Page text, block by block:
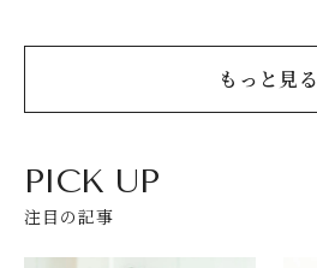
もっと見る
PICK UP
注目の記事